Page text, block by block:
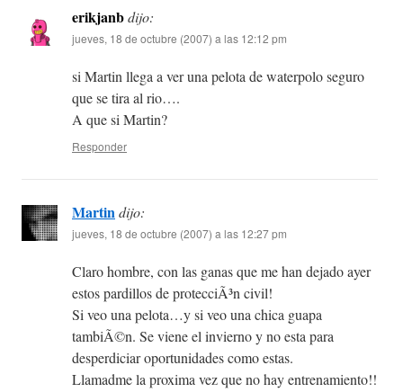
erikjanbdijo:
jueves, 18 de octubre (2007) a las 12:12 pm
si Martin llega a ver una pelota de waterpolo seguro
que se tira al rio….
A que si Martin?
Responder
Martindijo:
jueves, 18 de octubre (2007) a las 12:27 pm
Claro hombre, con las ganas que me han dejado ayer
estos pardillos de protecciÃ³n civil!
Si veo una pelota…y si veo una chica guapa
tambiÃ©n. Se viene el invierno y no esta para
desperdiciar oportunidades como estas.
Llamadme la proxima vez que no hay entrenamiento!!